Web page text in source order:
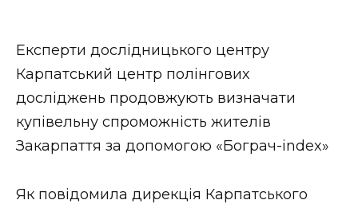
ЗАКАРПАТСЬКІ НОВИНИ
Експерти дослідницького центру
Карпатський центр полінгових
досліджень продовжують визначати
купівельну спроможність жителів
Закарпаття за допомогою «Бограч-index»
Як повідомила дирекція Карпатського